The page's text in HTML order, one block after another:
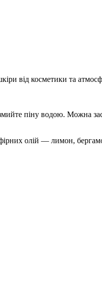
від косметики та
піну водою. Можна
олій — лимон,